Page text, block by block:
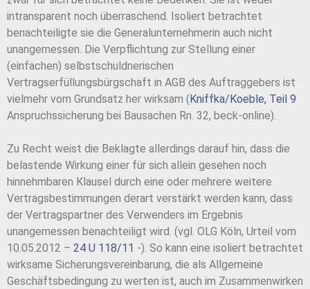
intransparent noch überraschend. Isoliert betrachtet
benachteiligte sie die Generalunternehmerin auch nicht
unangemessen. Die Verpflichtung zur Stellung einer
(einfachen) selbstschuldnerischen
Vertragserfüllungsbürgschaft in AGB des Auftraggebers ist
vielmehr vom Grundsatz her wirksam ( Kniffka/Koeble, Teil 9
Anspruchssicherung bei Bausachen Rn. 32, beck-online).
Zu Recht weist die Beklagte allerdings darauf hin, dass die
belastende Wirkung einer für sich allein gesehen noch
hinnehmbaren Klausel durch eine oder mehrere weitere
Vertragsbestimmungen derart verstärkt werden kann, dass
der Vertragspartner des Verwenders im Ergebnis
unangemessen benachteiligt wird. (vgl. OLG Köln, Urteil vom
10.05.2012 – 24 U 118/11 -). So kann eine isoliert betrachtet
wirksame Sicherungsvereinbarung, die als Allgemeine
Geschäftsbedingung zu werten ist, auch im Zusammenwirken